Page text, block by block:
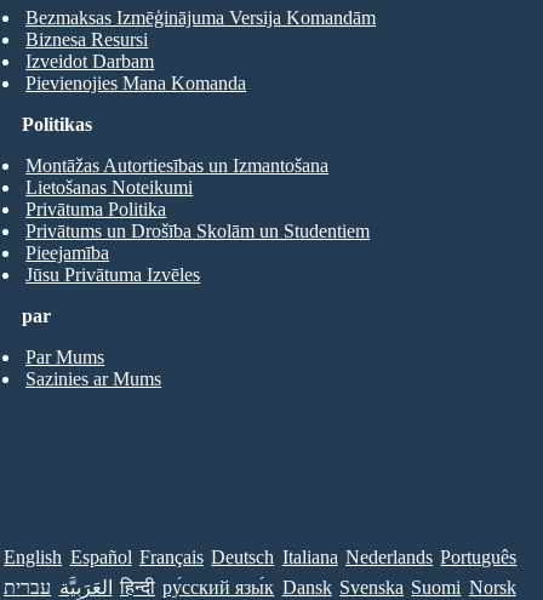
Bezmaksas Izmēģinājuma Versija Komandām
Biznesa Resursi
Izveidot Darbam
Pievienojies Mana Komanda
par
Par Mums
Sazinies ar Mums
Politikas
Montāžas Autortiesības un Izmantošana
Lietošanas Noteikumi
Privātuma Politika
Privātums un Drošība Skolām un Studentiem
Pieejamība
Jūsu Privātuma Izvēles
English Español Français Deutsch Italiana Nederlands Português
עברית العَرَبِيَّة हिन्दी ру́сский язы́к Dansk Svenska Suomi Norsk